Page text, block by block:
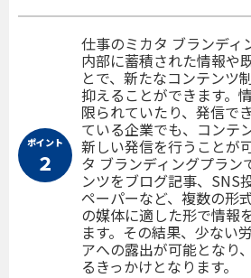
ポイント
２
仕事のミカタ ブランディ
内部に蓄積された情報や
とで、新たなコンテンツ
抑えることができます。
限られていたり、発信で
ている企業でも、コンテ
新しい発信を行うことが
タ ブランディングプラン
ンツをブログ記事、SNS
ペーパーなど、複数の形
の媒体に適した形で情報
ます。その結果、少ない
アへの露出が可能となり
るきっかけとなります。